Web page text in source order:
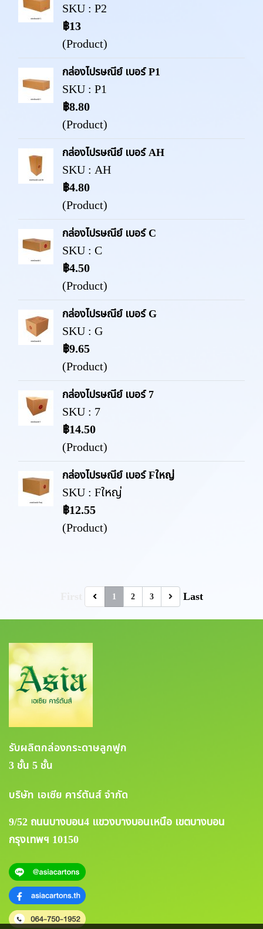
SKU : P2
฿13
(Product)
กล่องไปรษณีย์ เบอร์ P1
SKU : P1
฿8.80
(Product)
กล่องไปรษณีย์ เบอร์ AH
SKU : AH
฿4.80
(Product)
กล่องไปรษณีย์ เบอร์ C
SKU : C
฿4.50
(Product)
กล่องไปรษณีย์ เบอร์ G
SKU : G
฿9.65
(Product)
กล่องไปรษณีย์ เบอร์ 7
SKU : 7
฿14.50
(Product)
กล่องไปรษณีย์ เบอร์ Fใหญ่
SKU : Fใหญ่
฿12.55
(Product)
1 2 3 Last
รับผลิตกล่องกระดาษลูกฟูก
3 ชั้น 5 ชั้น
บริษัท เอเซีย คาร์ตันส์ จำกัด
9/52 ถนนบางบอน4 แขวงบางบอนเหนือ เขตบางบอน
กรุงเทพฯ 10150